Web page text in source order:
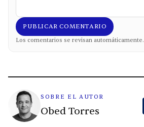
PUBLICAR COMENTARIO
Los comentarios se revisan automáticamente.
SOBRE EL AUTOR
Obed Torres